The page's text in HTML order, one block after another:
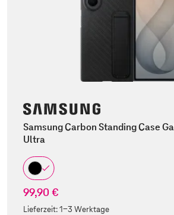
Samsung Carbon Standing Case
Ultra
99,90 €
Lieferzeit:1-3 Werktage